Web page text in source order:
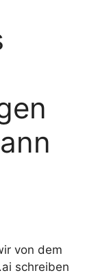
von dem
schreiben